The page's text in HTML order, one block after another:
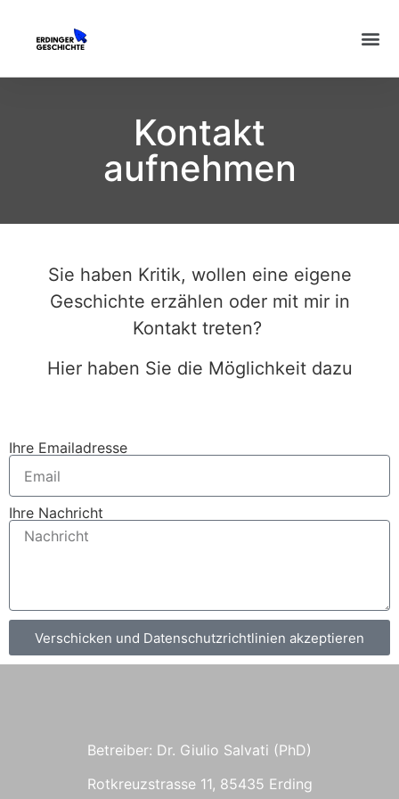
Kontakt
aufnehmen
Sie haben Kritik, wollen eine eigene
Geschichte erzählen oder mit mir in
Kontakt treten?
Hier haben Sie die Möglichkeit dazu
Ihre Emailadresse
Ihre Nachricht
Verschicken und Datenschutzrichtlinien akzeptieren
Betreiber: Dr. Giulio Salvati (PhD)
Rotkreuzstrasse 11, 85435 Erding